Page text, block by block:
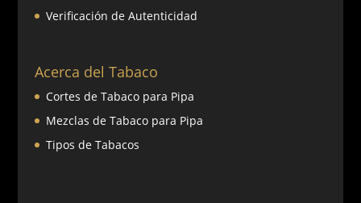
Verificación de Autenticidad
Acerca del Tabaco
Cortes de Tabaco para Pipa
Mezclas de Tabaco para Pipa
Tipos de Tabacos